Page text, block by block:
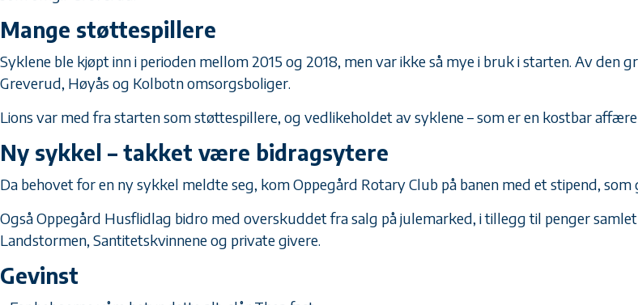
Mange støttespillere
Syklene ble kjøpt inn i perioden mellom 2015 og 2018, men var ikke så mye i bruk i starten. Av
Greverud, Høyås og Kolbotn omsorgsboliger.
Lions var med fra starten som støttespillere, og vedlikeholdet av syklene – som er en kostbar
Ny sykkel – takket være bidragsytere
Da behovet for en ny sykkel meldte seg, kom Oppegård Rotary Club på banen med et stipend,
Også Oppegård Husflidlag bidro med overskuddet fra salg på julemarked, i tillegg til penger
Landstormen, Santitetskvinnene og private givere.
Gevinst